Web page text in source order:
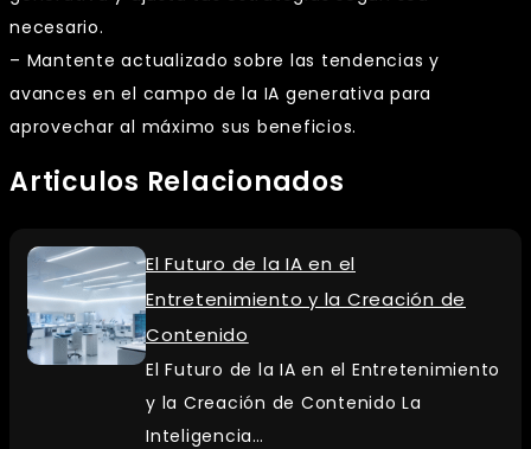
necesario.
– Mantente actualizado sobre las tendencias y
avances en el campo de la IA generativa para
aprovechar al máximo sus beneficios.
Articulos Relacionados
El Futuro de la IA en el
Entretenimiento y la Creación de
Contenido
El Futuro de la IA en el Entretenimiento
y la Creación de Contenido La
Inteligencia…